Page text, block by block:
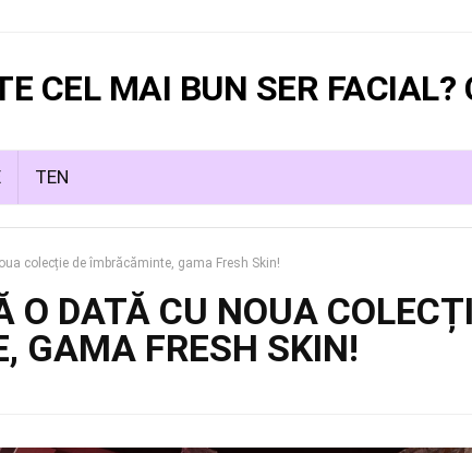
CEL MAI BUN SER
TEN
colecție de îmbrăcăminte, gama Fresh Skin!
O DATĂ CU NOUA
GAMA FRESH SKIN!